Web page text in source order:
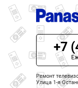
ЦЕНЫ НА
О СЕРВИСЕ
+7
Ремонт
Улица 1-я